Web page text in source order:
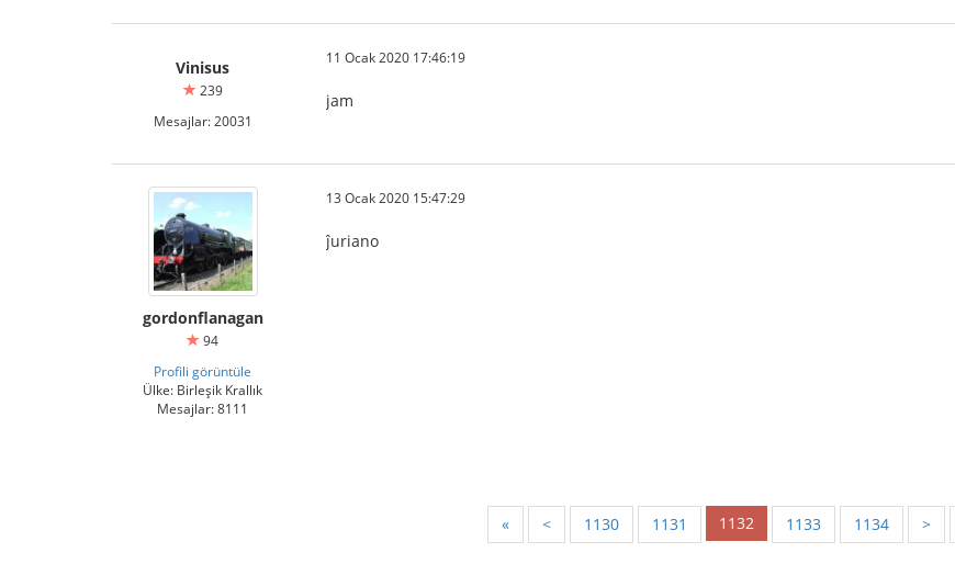
Vinisus
239
Mesajlar: 20031
11 Ocak 2020 17:46:19
jam
gordonflanagan
94
Profili görüntüle
Ülke: Birleşik Krallık
Mesajlar: 8111
13 Ocak 2020 15:47:29
ĵuriano
« < 1130 1131 1132 1133 1134 >